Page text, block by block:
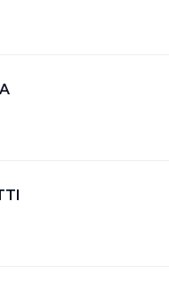
preferenze
sopra indicata.
banner l’Utente
altri sistemi di